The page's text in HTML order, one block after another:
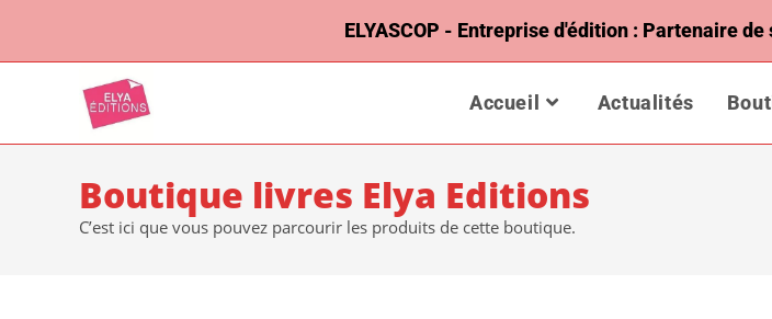
ELYASCOP - Entreprise d'édition : Partenaire
Accueil Actualités
Boutique livres Elya Editions
C’est ici que vous pouvez parcourir les produits de cette boutique.